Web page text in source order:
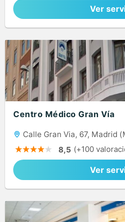
Ver
Centro Médico Gran Vía
Calle Gran Via, 67, Madrid
8,5 (+100
Ver